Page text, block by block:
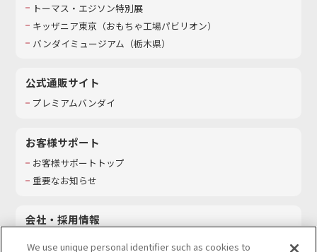
トーマス・エジソン特別展
キッザニア東京（おもちゃ工場パビリオン）​
バンダイミュージアム（栃木県）
公式通販サイト
プレミアムバンダイ
お客様サポート
お客様サポートトップ
重要なお知らせ
会社・採用情報
We use unique personal identifier such as cookies to